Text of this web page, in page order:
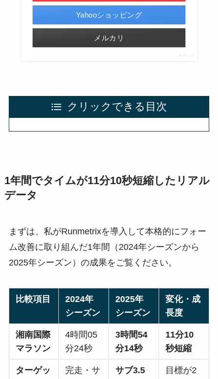
Yahooショッピング
メルカリ
ポチップ
クリックできる目次
1年間でタイムが11分10秒短縮したリアル
データ
まずは、私がRunmetrixを導入して本格的にフォー
ム改善に取り組んだ1年間（2024年シーズンから
2025年シーズン）の成果をご覧ください。
比較項目
2024年
シーズン
2025年
シーズン
変化・成
長度
湘南国際
マラソン
4時間05
分24秒
3時間54
分14秒
11分10
秒短縮
ターゲッ 完走・サ サブ3.5 目標が2